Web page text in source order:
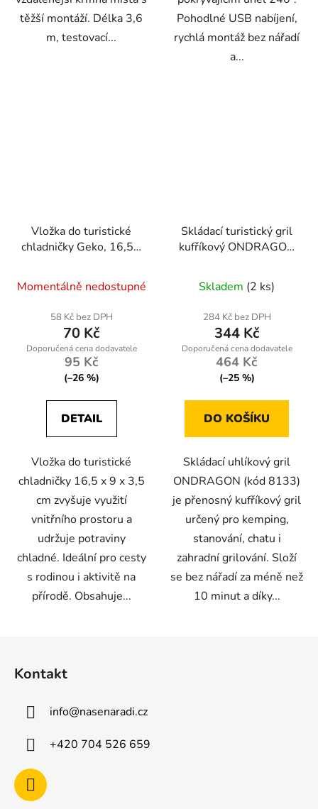
těžší montáží. Délka 3,6
m, testovací...
Pohodlné USB nabíjení,
rychlá montáž bez nářadí
a...
Vložka do turistické
chladničky Geko, 16,5 x
ml
Momentálně nedostupné
58 Kč bez DPH
70 Kč
95 Kč
(–26 %)
DETAIL
Vložka do turistické
chladničky 16,5 x 9 x 3,5
cm zvyšuje využití
vnitřního prostoru a
udržuje potraviny
chladné. Ideální pro cesty
s rodinou i aktivitě na
přírodě. Obsahuje...
Skládací turistický gril
kufříkový ONDRAGON
s držadlem
Skladem (2 ks)
284 Kč bez DPH
344 Kč
464 Kč
(–25 %)
DO KOŠÍKU
Skládací uhlíkový gril
ONDRAGON (kód 8133)
je přenosný kufříkový gril
určený pro kemping,
stanování, chatu i
zahradní grilování. Složí
se bez nářadí za méně než
10 minut a díky...
Kontakt
info@nasenaradi.cz
+420 704 526 659